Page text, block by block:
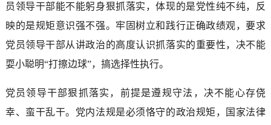
员领导干部能不能躬身狠抓落实，体现的是党性纯不纯，反
映的是规矩意识强不强。牢固树立和践行正确政绩观，要求
党员领导干部从讲政治的高度认识抓落实的重要性，决不能
耍小聪明“打擦边球”，搞选择性执行。
党员领导干部狠抓落实，前提是遵规守法，决不能心存侥
幸、蛮干乱干。党内法规是必须恪守的政治规矩，国家法律